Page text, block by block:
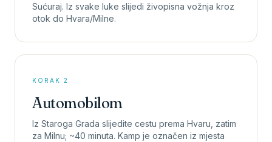
Sućuraj. Iz svake luke slijedi živopisna vožnja kroz
otok do Hvara/Milne.
KORAK 2
Automobilom
Iz Staroga Grada slijedite cestu prema Hvaru, zatim
za Milnu; ~40 minuta. Kamp je označen iz mjesta